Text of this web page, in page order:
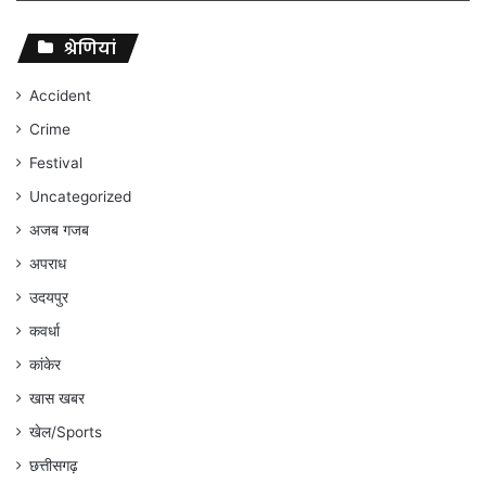
संघर्ष
जारी
रहेगा
अंकित
गौरहा
श्रेणियां
Accident
Crime
Festival
Uncategorized
अजब गजब
अपराध
उदयपुर
कवर्धा
कांकेर
खास खबर
खेल/Sports
छत्तीसगढ़